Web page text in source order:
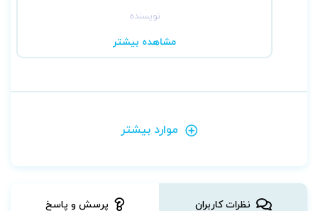
نویسنده
مشاهده بیشتر
موارد بیشتر
نظرات کاربران پرسش و پاسخ